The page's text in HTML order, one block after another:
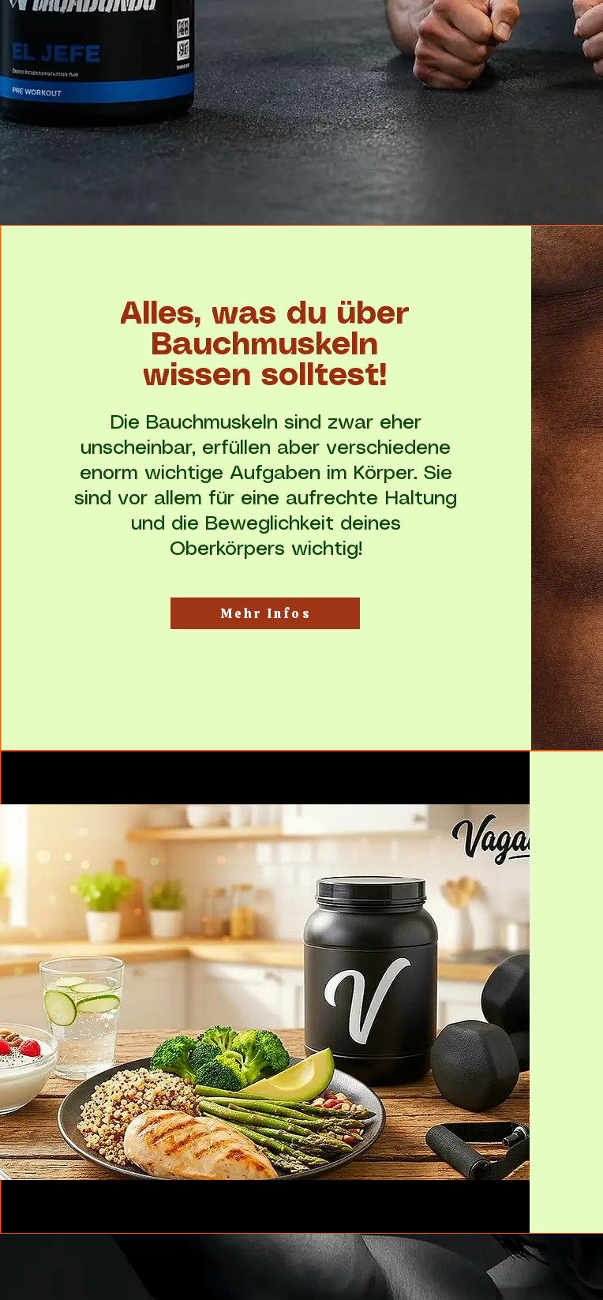
Alles, was du über
Bauchmuskeln
wissen solltest!
Die Bauchmuskeln sind zwar eher
unscheinbar, erfüllen aber verschiedene
enorm wichtige Aufgaben im Körper. Sie
sind vor allem für eine aufrechte Haltung
und die Beweglichkeit deines
Oberkörpers wichtig!
Mehr Infos